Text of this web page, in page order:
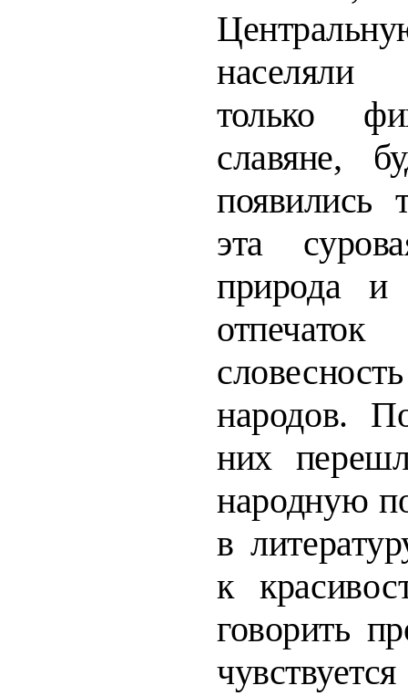
населяли
толь­ко
славяне,
эта
природа и
народов.
них
народную
в
к
говорить